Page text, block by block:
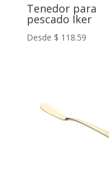
Tenedor para
pescado Iker
Desde $ 118.59